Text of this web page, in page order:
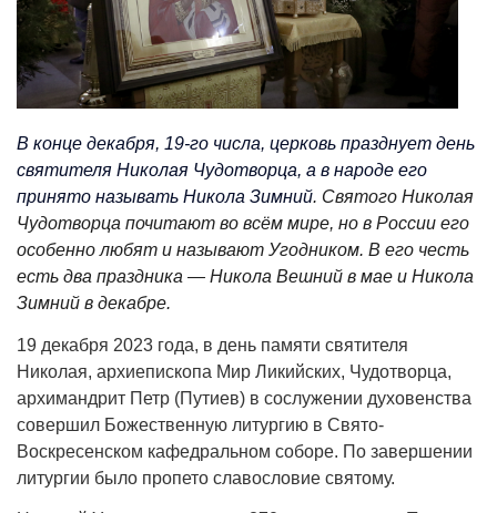
В конце декабря, 19-го числа, церковь празднует день
святителя Николая Чудотворца, а в народе его
принято называть Никола Зимний. Святого Николая
Чудотворца почитают во всём мире, но в России его
особенно любят и называют Угодником. В его честь
есть два праздника — Никола Вешний в мае и Никола
Зимний в декабре.
19 декабря 2023 года, в день памяти святителя
Николая, архиепископа Мир Ликийских, Чудотворца,
архимандрит Петр (Путиев) в сослужении духовенства
совершил Божественную литургию в Свято-
Воскресенском кафедральном соборе. По завершении
литургии было пропето славословие святому.